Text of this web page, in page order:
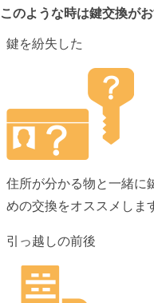
このような時は鍵交換が
鍵を紛失した
住所が分かる物と一緒に
めの交換をオススメしま
引っ越しの前後